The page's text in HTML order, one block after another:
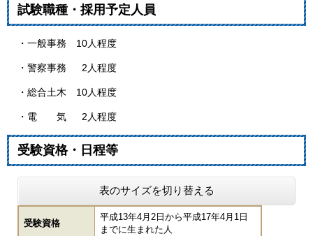
試験職種・採用予定人員
・一般事務 10人程度
・警察事務 2人程度
・総合土木 10人程度
・電 気 2人程度
受験資格・日程等
表のサイズを切り替える
受験資格
平成13年4月2日から平成17年4月1日
までに生まれた人